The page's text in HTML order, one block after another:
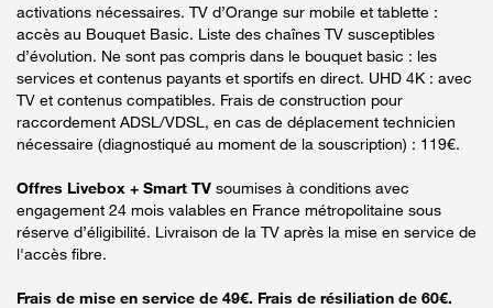
activations nécessaires. TV d’Orange sur mobile et tablette :
accès au Bouquet Basic. Liste des chaînes TV susceptibles
d’évolution. Ne sont pas compris dans le bouquet basic : les
services et contenus payants et sportifs en direct. UHD 4K : avec
TV et contenus compatibles. Frais de construction pour
raccordement ADSL/VDSL, en cas de déplacement technicien
nécessaire (diagnostiqué au moment de la souscription) : 119€.
Offres Livebox + Smart TV soumises à conditions avec
engagement 24 mois valables en France métropolitaine sous
réserve d’éligibilité. Livraison de la TV après la mise en service de
l'accès fibre.
Frais de mise en service de 49€. Frais de résiliation de 60€.